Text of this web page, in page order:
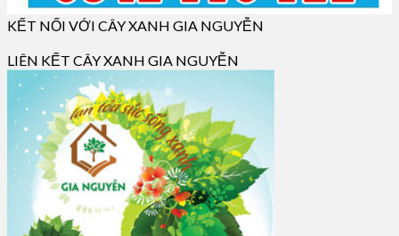
KẾT NỐI VỚI CÂY XANH GIA NGUYỄN
LIÊN KẾT CÂY XANH GIA NGUYỄN